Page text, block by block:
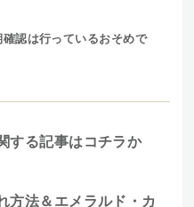
認は行っているおそめで
する記事はコチラか
方法＆エメラルド・カ